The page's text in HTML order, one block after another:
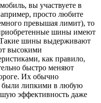
вы участвуете в
просто любите
превышая лимит), то
шины имеют
шины выдерживают
высокими
как правило,
быстро меняют
Их обычно
были липкими в любую
эффективность даже